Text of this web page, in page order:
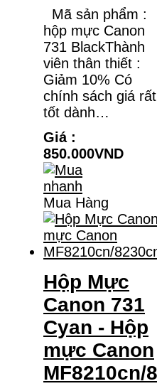
Mã sản phẩm :
hộp mực Canon
731 BlackThành
viên thân thiết :
Giảm 10% Có
chính sách giá rất
tốt dành…
Giá :
850.000VND
Mua Hàng
Hộp Mực
Canon 731
Cyan - Hộp
mực Canon
MF8210cn/